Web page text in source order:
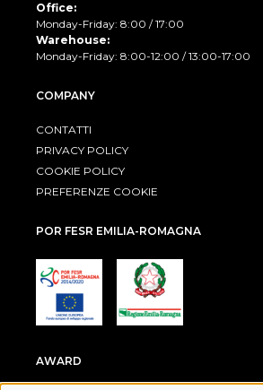
Office:
Monday-Friday: 8:00 / 17:00
Warehouse:
Monday-Friday: 8:00-12:00 / 13:00-17:00
COMPANY
CONTATTI
PRIVACY POLICY
COOKIE POLICY
PREFERENZE COOKIE
POR FESR EMILIA-ROMAGNA
AWARD